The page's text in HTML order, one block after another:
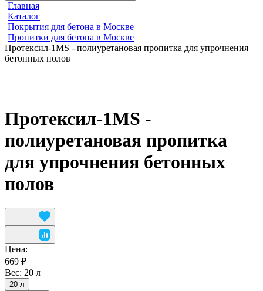
Главная
Каталог
Покрытия для бетона в Москве
Пропитки для бетона в Москве
Протексил-1MS - полиуретановая пропитка для упрочнения
бетонных полов
Протексил-1MS -
полиуретановая пропитка
для упрочнения бетонных
полов
Цена:
669 ₽
Вес: 20 л
20 л